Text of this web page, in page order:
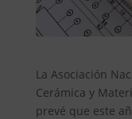
La Asociación
Cerámica y
prevé que este